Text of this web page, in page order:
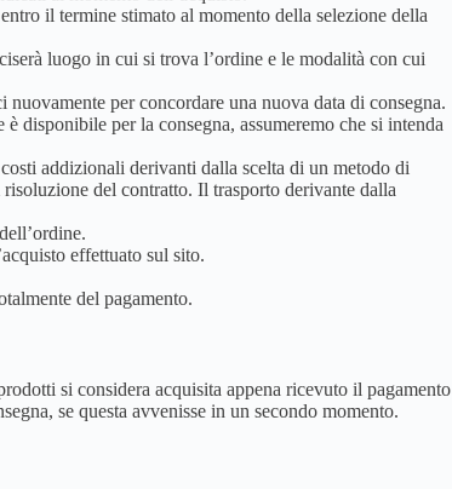
il termine stimato al momento della selezione della
luogo in cui si trova l’ordine e le modalità con cui
per concordare una nuova data di consegna.
disponibile per la consegna, assumeremo che si intenda
addizionali derivanti dalla scelta di un metodo di
del contratto. Il trasporto derivante dalla
effettuato sul sito.
del pagamento.
si considera acquisita appena ricevuto il pagamento
se questa avvenisse in un secondo momento.